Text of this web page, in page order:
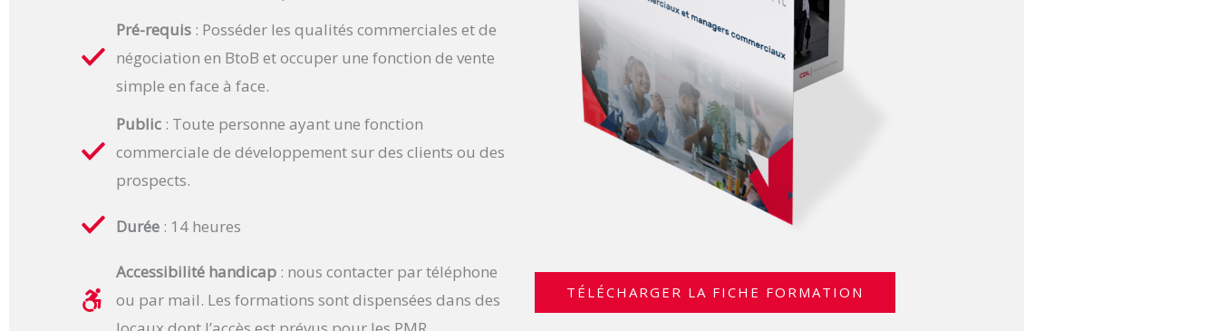
Pré-requis : Posséder les qualités commerciales et de
négociation en BtoB et occuper une fonction de vente
simple en face à face.
Public : Toute personne ayant une fonction
commerciale de développement sur des clients ou des
prospects.
Durée : 14 heures
Accessibilité handicap : nous contacter par téléphone
ou par mail. Les formations sont dispensées dans des
TÉLÉCHARGER LA FICHE FORMATION